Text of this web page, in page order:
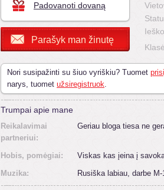
Padovanoti dovaną
Parašyk man žinutę
Nori susipažinti su šiuo vyriškiu? Tuomet
narys, tuomet užsiregistruok.
Trumpai apie mane
Reikalavimai
partneriui:
Geriau bloga tiesa ne
Hobis, pomėgiai:
Viskas kas įeina į
Muzika:
Rusiška labiau, darbe M-